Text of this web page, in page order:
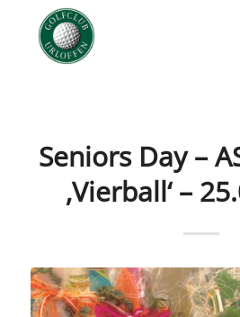
Seniors Day –
‚Vierball‘ –